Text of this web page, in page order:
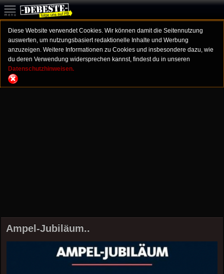
Diese Website verwendet Cookies. Wir können damit die Seitennutzung
auswerten, um nutzungsbasiert redaktionelle Inhalte und Werbung
anzuzeigen. Weitere Informationen zu Cookies und insbesondere dazu, wie
du deren Verwendung widersprechen kannst, findest du in unseren
Datenschutzhinweisen.
Ampel-Jubiläum..